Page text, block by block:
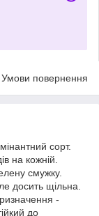
Умови повернення
сорт.
на кожній.
смужку.
досить щільна.
-
до